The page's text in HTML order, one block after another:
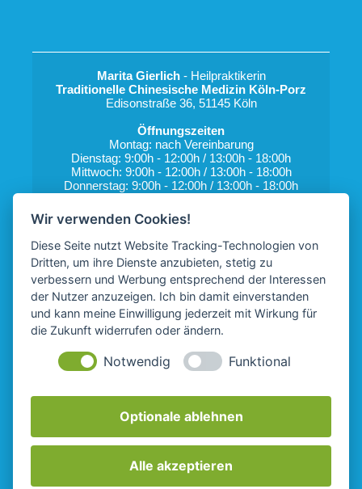
Marita Gierlich - Heilpraktikerin
Traditionelle Chinesische Medizin Köln-Porz
Edisonstraße 36, 51145 Köln
Öffnungszeiten
Montag: nach Vereinbarung
Dienstag: 9:00h - 12:00h / 13:00h - 18:00h
Mittwoch: 9:00h - 12:00h / 13:00h - 18:00h
Donnerstag: 9:00h - 12:00h / 13:00h - 18:00h
Telefon: 02203 - 1835915
E-Mail: marita.gierlich@netcologne.de
Marita Gierlich auf Facebook InstagramMarita Gierlich auf LinkedIn
Wir verwenden Cookies!
Diese Seite nutzt Website Tracking-Technologien von
Dritten, um ihre Dienste anzubieten, stetig zu
verbessern und Werbung entsprechend der Interessen
der Nutzer anzuzeigen. Ich bin damit einverstanden
und kann meine Einwilligung jederzeit mit Wirkung für
die Zukunft widerrufen oder ändern.
Notwendig Funktional
Optionale ablehnen
Alle akzeptieren